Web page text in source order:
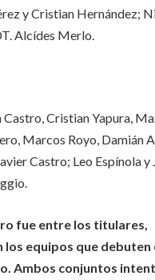
y Cristian Hernández;
Alcídes Merlo.
Cristian Yapura,
Marcos Royo, Damián
Castro; Leo Espínola y
fue entre los titulares,
equipos que debuten
Ambos conjuntos